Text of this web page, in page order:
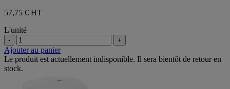
57,75 € HT
L'unité
- +
Ajouter au panier
Le produit est actuellement indisponible. Il sera bientôt de retour en
stock.